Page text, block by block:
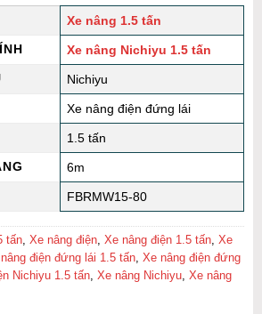
Xe nâng 1.5 tấn
Xe nâng Nichiyu 1.5 tấn
Nichiyu
Xe nâng điện đứng lái
1.5 tấn
6m
FBRMW15-80
tấn, Xe nâng điện, Xe nâng điện 1.5 tấn, Xe
điện đứng lái 1.5 tấn, Xe nâng điện đứng
Nichiyu 1.5 tấn, Xe nâng Nichiyu, Xe nâng